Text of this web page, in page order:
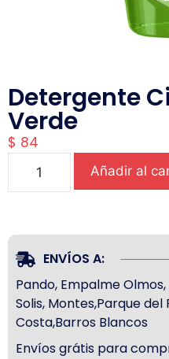
Detergente
Verde
$ 84
Añadir al
ENVÍOS A:
Pando, Empalme
Solis, Montes,Parque del
Costa,Barros Blancos
Envíos grátis para